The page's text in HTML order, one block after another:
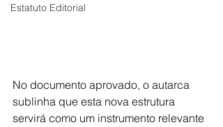
Estatuto Editorial
No documento aprovado, o autarca
sublinha que esta nova estrutura
servirá como um instrumento relevante